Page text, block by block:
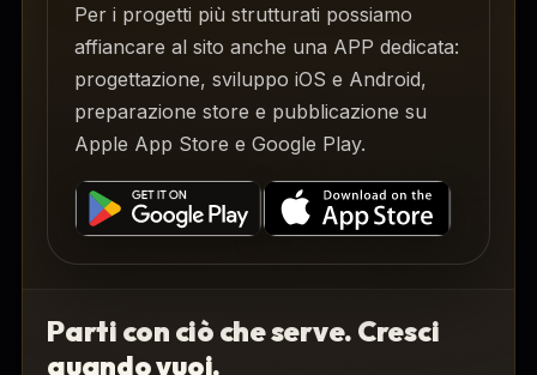
Per i progetti più strutturati possiamo
affiancare al sito anche una APP dedicata:
progettazione, sviluppo iOS e Android,
preparazione store e pubblicazione su
Apple App Store e Google Play.
Parti con ciò che serve. Cresci
quando vuoi.